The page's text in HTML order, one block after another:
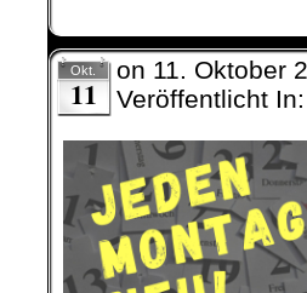
Okt.
11
on 11. Oktober
Veröffentlicht In: